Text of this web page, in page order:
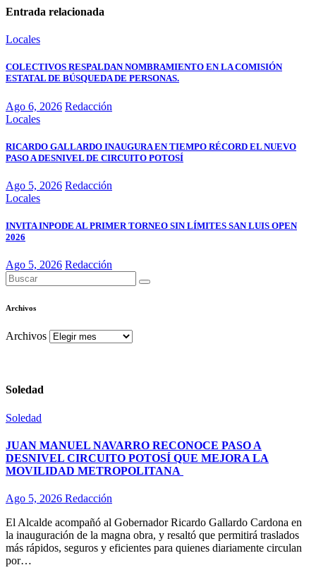
Entrada relacionada
Locales
COLECTIVOS RESPALDAN NOMBRAMIENTO EN LA COMISIÓN
ESTATAL DE BÚSQUEDA DE PERSONAS.
Ago 6, 2026 Redacción
Locales
RICARDO GALLARDO INAUGURA EN TIEMPO RÉCORD EL NUEVO
PASO A DESNIVEL DE CIRCUITO POTOSÍ
Ago 5, 2026 Redacción
Locales
INVITA INPODE AL PRIMER TORNEO SIN LÍMITES SAN LUIS OPEN
2026
Ago 5, 2026 Redacción
Archivos
Archivos
Soledad
Soledad
JUAN MANUEL NAVARRO RECONOCE PASO A
DESNIVEL CIRCUITO POTOSÍ QUE MEJORA LA
MOVILIDAD METROPOLITANA
Ago 5, 2026 Redacción
El Alcalde acompañó al Gobernador Ricardo Gallardo Cardona en
la inauguración de la magna obra, y resaltó que permitirá traslados
más rápidos, seguros y eficientes para quienes diariamente circulan
por…